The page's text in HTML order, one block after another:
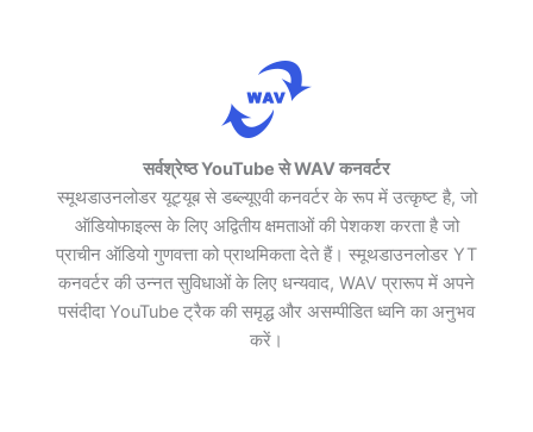
सर्वश्रेष्ठ YouTube से WAV कनवर्टर
स्मूथडाउनलोडर यूट्यूब से डब्ल्यूएवी कनवर्टर के रूप में उत्कृष्ट है, जो
ऑडियोफाइल्स के लिए अद्वितीय क्षमताओं की पेशकश करता है जो
प्राचीन ऑडियो गुणवत्ता को प्राथमिकता देते हैं। स्मूथडाउनलोडर YT
कनवर्टर की उन्नत सुविधाओं के लिए धन्यवाद, WAV प्रारूप में अपने
पसंदीदा YouTube ट्रैक की समृद्ध और असम्पीडित ध्वनि का अनुभव
करें।